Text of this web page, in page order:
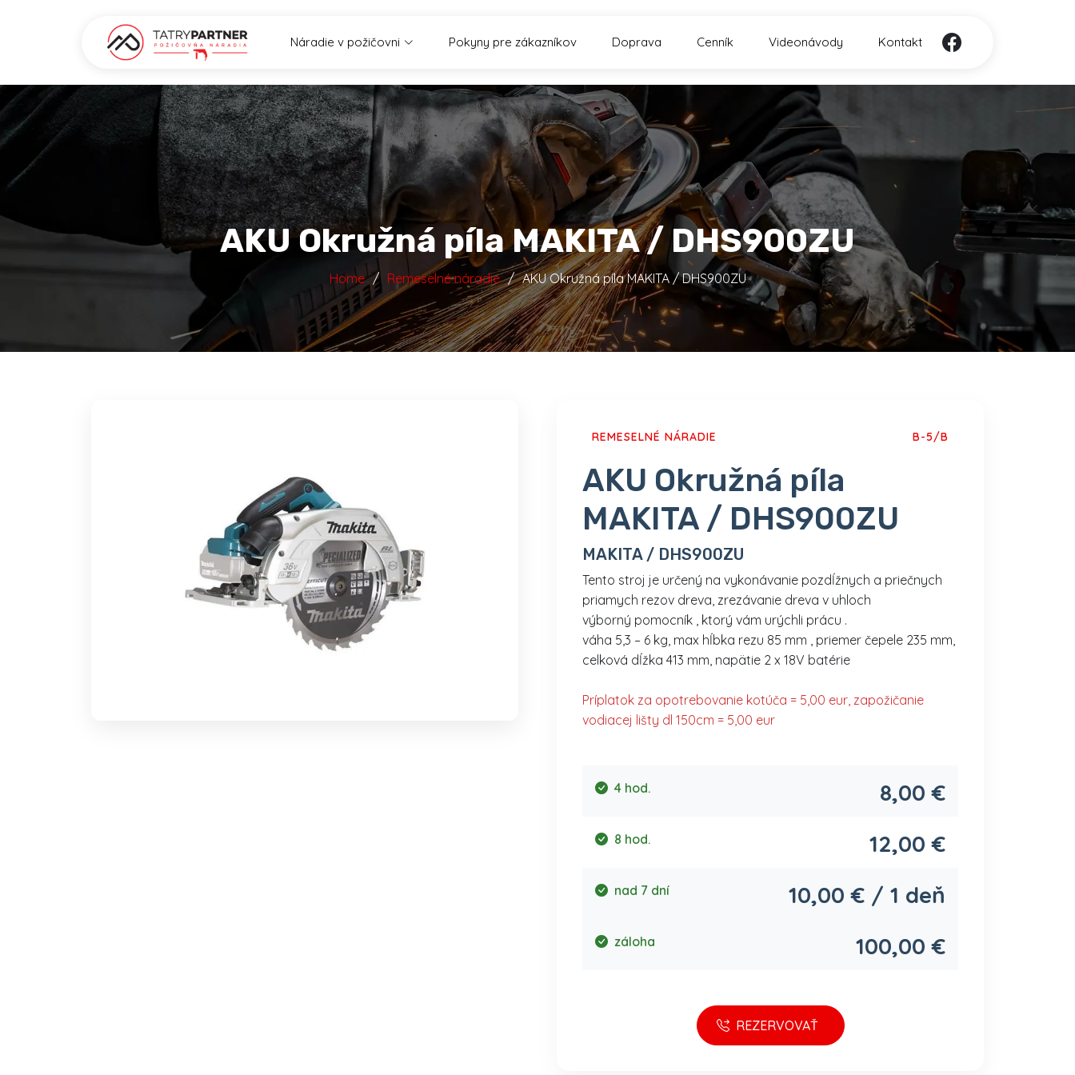
Náradie v požičovni Pokyny pre zákazníkov Doprava Cenník Videonávody Kontakt
AKU Okružná píla MAKITA / DHS900ZU
Home Remeselné náradie AKU Okružná píla MAKITA / DHS900ZU
REMESELNÉ NÁRADIE B-5/B
AKU Okružná píla
MAKITA / DHS900ZU
MAKITA / DHS900ZU
Tento stroj je určený na vykonávanie pozdĺžnych a priečnych
priamych rezov dreva, zrezávanie dreva v uhloch
výborný pomocník , ktorý vám urýchli prácu .
váha 5,3 – 6 kg, max hĺbka rezu 85 mm , priemer čepele 235 mm,
celková dĺžka 413 mm, napätie 2 x 18V batérie
Príplatok za opotrebovanie kotúča = 5,00 eur, zapožičanie
vodiacej lišty dl 150cm = 5,00 eur
4 hod. 8,00 €
8 hod. 12,00 €
nad 7 dní 10,00 € / 1 deň
záloha 100,00 €
REZERVOVAŤ